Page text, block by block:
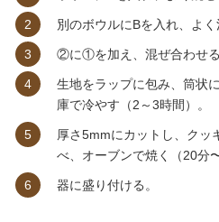
別のボウルにBを入れ、よく
②に①を加え、混ぜ合わせる
生地をラップに包み、筒状
庫で冷やす（2～3時間）。
厚さ5mmにカットし、クッ
べ、オーブンで焼く（20分
器に盛り付ける。